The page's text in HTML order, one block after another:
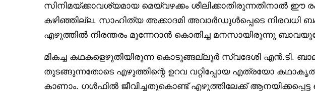
സിനിമയ്ക്കാവശ്യമായ മെയ്‌വഴക്കം ശീലിക്കാതിരുന്നതിനാൽ ഈ
കഴിഞ്ഞില്ല. സാഹിത്യ അക്കാദമി അവാർഡുൾപ്പെടെ നിരവധി
എഴുത്തിൽ നിരന്തരം മുന്നേറാൻ കൊതിച്ച മനസായിരുന്നു
മികച്ച കഥകളെഴുതിയിരുന്ന കൊടുങ്ങല്ലൂർ സ്വദേശി എൻ.ടി.
തുടങ്ങുന്നതോടെ എഴുത്തിന്റെ ഉറവ വറ്റിപ്പോയ എത്രയോ
കാണാം. ഗൾഫിൽ ജീവിച്ചതുകൊണ്ട് എഴുത്തിലേക്ക്